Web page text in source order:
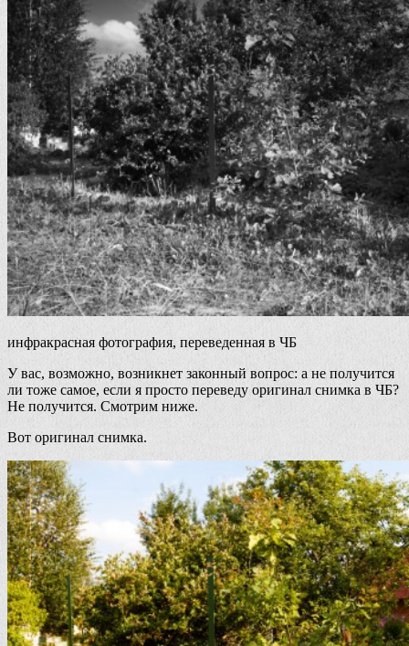
инфракрасная фотография, переведенная в ЧБ
У вас, возможно, возникнет законный вопрос: а не получится
ли тоже самое, если я просто переведу оригинал снимка в ЧБ?
Не получится. Смотрим ниже.
Вот оригинал снимка.